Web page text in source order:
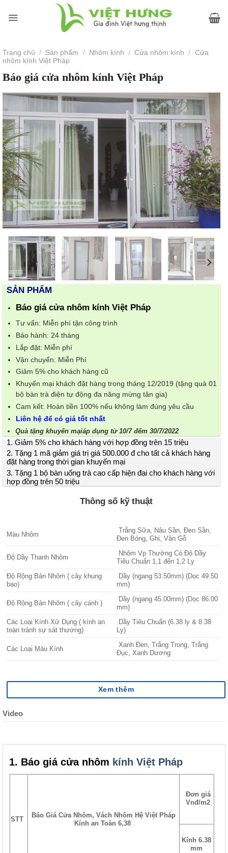
Trang chủ / Sản phẩm / Nhôm kính / Cửa nhôm kính / Cửa
nhôm kính Việt Pháp
Báo giá cửa nhôm kính Việt Pháp
SẢN PHẨM
Báo giá cửa nhôm kính Việt Pháp
Tư vấn: Miễn phí tận công trình
Bảo hành: 24 tháng
Lắp đặt: Miễn phí
Vận chuyển: Miễn Phí
Giảm 5% cho khách hàng cũ
Khuyến mại khách đặt hàng trong tháng 12/2019 (tặng quà 01
bộ bàn trà điện tự động đa năng mừng tân gia)
Cam kết: Hoàn tiền 100% nếu không làm đúng yêu cầu
Liên hệ để có giá tốt nhất
Quà tặng khuyến mạiáp dụng từ 10/7 đếm 30/7/2022
1. Giảm 5% cho khách hàng với hợp đồng trên 15 triệu
2. Tặng 1 mã giảm giá trị giá 500.000 đ cho tất cả khách hàng
đặt hàng trong thời gian khuyến mại
3. Tặng 1 bộ bàn uống trà cao cấp hiện đại cho khách hàng với
hợp đồng trên 50 triệu
Thông số kỹ thuật
Màu Nhôm
Trắng Sữa, Nâu Sần, Đen Sần,
Đen Bóng, Ghi, Vân Gỗ
Độ Dầy Thanh Nhôm
Nhôm Vp Thường Có Độ Dầy
Tiêu Chuẩn 1,1 đến 1,2 Ly
Độ Rộng Bản Nhôm ( cây khung
bao)
Dầy (ngang 53.50mm) (Dọc 49.50
mm)
Độ Rộng Bản Nhôm ( cây cánh )
Dầy (ngang 45.00mm) (Dọc 86.00
mm)
Các Loại Kính Xử Dụng ( kính an
toàn tránh sự sát thương)
Dầy Tiêu Chuẩn (6.38 ly & 8.38
Ly)
Các Loại Màu Kính
Xanh Đen, Trắng Trong, Trắng
Đục, Xanh Dương
Xem thêm
Video
1. Báo giá cửa nhôm kính Việt Pháp
STT
Báo Giá Cửa Nhôm, Vách Nhôm Hệ Việt Pháp
Kính an Toàn 6,38
Đơn giá
Vnđ/m2
Kính 6.38
mm